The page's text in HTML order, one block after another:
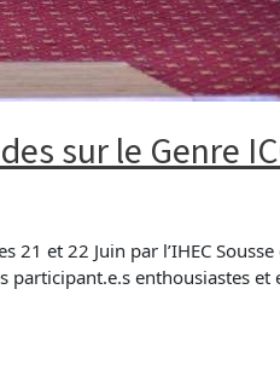
sur le Genre
et 22 Juin par l’IHEC
participant.e.s enthousiastes